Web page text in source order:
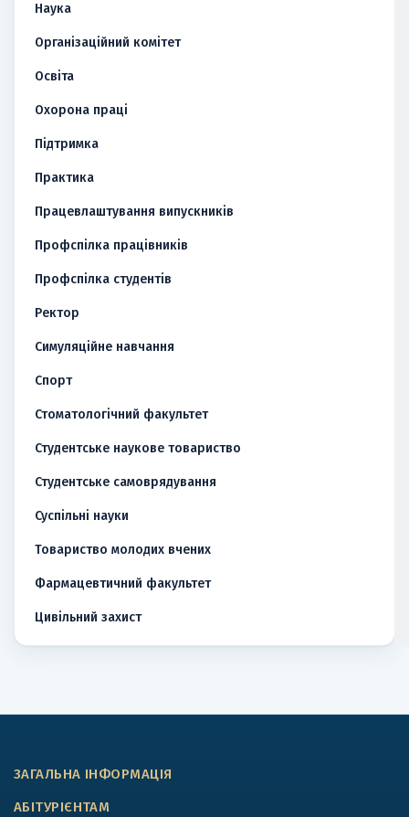
Наука
Організаційний комітет
Освіта
Охорона праці
Підтримка
Практика
Працевлаштування випускників
Профспілка працівників
Профспілка студентів
Ректор
Симуляційне навчання
Спорт
Стоматологічний факультет
Студентське наукове товариство
Студентське самоврядування
Суспільні науки
Товариство молодих вчених
Фармацевтичний факультет
Цивільний захист
ЗАГАЛЬНА ІНФОРМАЦІЯ
АБІТУРІЄНТАМ